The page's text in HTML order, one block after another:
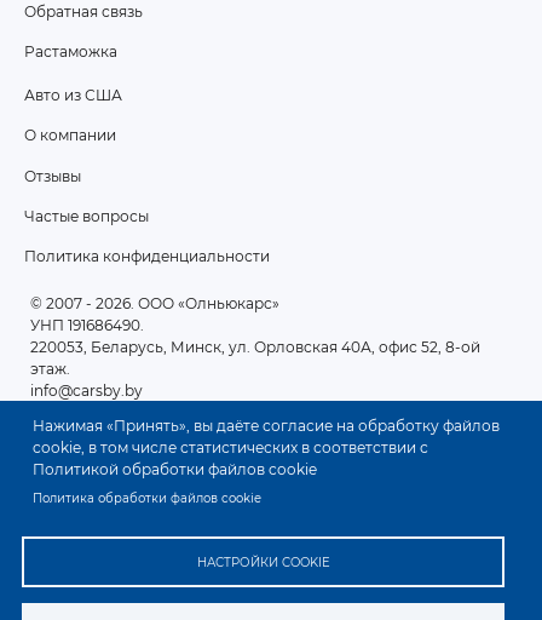
Нажимая «Принять», вы даёте согласие на обработку файлов
cookie, в том числе статистических в соответствии с
Политикой обработки файлов cookie
Политика обработки файлов cookie
НАСТРОЙКИ COOKIE
Обратная связь
Растаможка
Авто из США
О компании
Отзывы
Частые вопросы
Политика конфиденциальности
© 2007 - 2026 . ООО «Олньюкарс»
УНП 191686490.
220053, Беларусь, Минск, ул. Орловская 40А, офис 52, 8-ой
этаж.
info@carsby.by